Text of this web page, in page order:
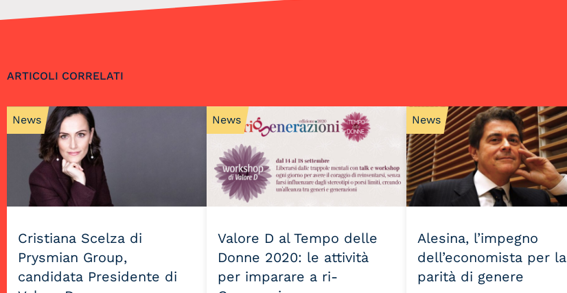
ARTICOLI CORRELATI
News
Cristiana Scelza di
Prysmian Group,
candidata Presidente di
News
Valore D al Tempo delle
Donne 2020: le attività
per imparare a ri-
News
Alesina, l’impegno
dell’economista per la
parità di genere